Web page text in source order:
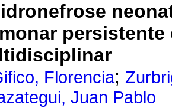
Florencia;
Juan Pablo